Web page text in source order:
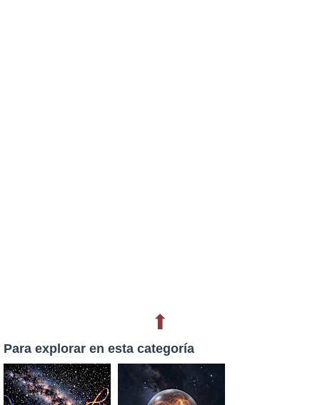
⬆
Para explorar en esta categoría